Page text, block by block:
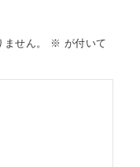
せん。 ※ が付いて